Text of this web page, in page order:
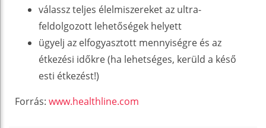
válassz teljes élelmiszereket az ultra-
feldolgozott lehetőségek helyett
ügyelj az elfogyasztott mennyiségre és az
étkezési időkre (ha lehetséges, kerüld a késő
esti étkezést!)
Forrás: www.healthline.com